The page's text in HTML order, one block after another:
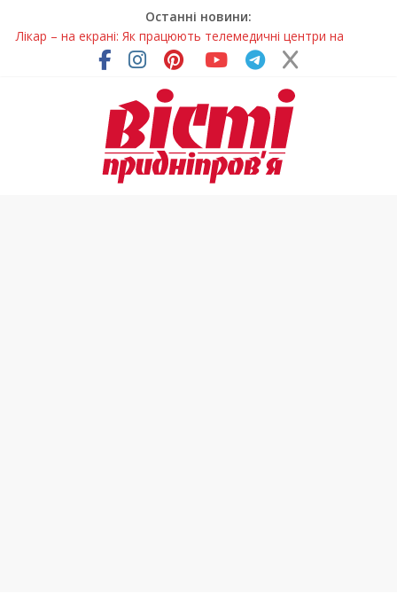
Останні новини:
Лікар – на екрані: Як працюють телемедичні центри на
Дніпропетровщині
У Дніпрі триває масштабна підготовка до опалювального
Пошуки тривають: на Дніпропетровщині досліджують місце
розташування легендарного монастиря (Фото)
Ветерани Дніпропетровщини отримують шанс на власне